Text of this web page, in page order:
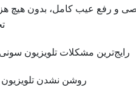
و رفع عیب کامل، بدون هیچ
رایج‌ترین مشکلات تلویزیون
روشن نشدن